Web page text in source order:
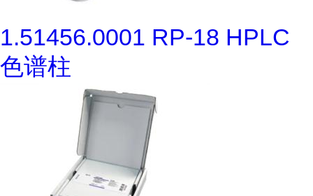
1.51456.0001 RP-18 HPLC
色谱柱